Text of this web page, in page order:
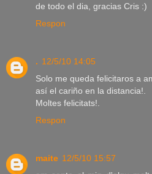
de todo el dia, gracias Cris :)
Respon
. 12/5/10 14:05
Solo me queda felicitaros a
así el cariño en la distancia!.
Moltes felicitats!.
Respon
maite 12/5/10 15:57